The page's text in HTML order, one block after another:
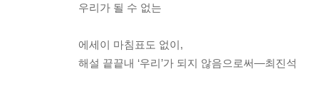
우리가 될 수 없는
에세이 마침표도 없이,
해설 끝끝내 ‘우리’가 되지 않음으로써―최진석